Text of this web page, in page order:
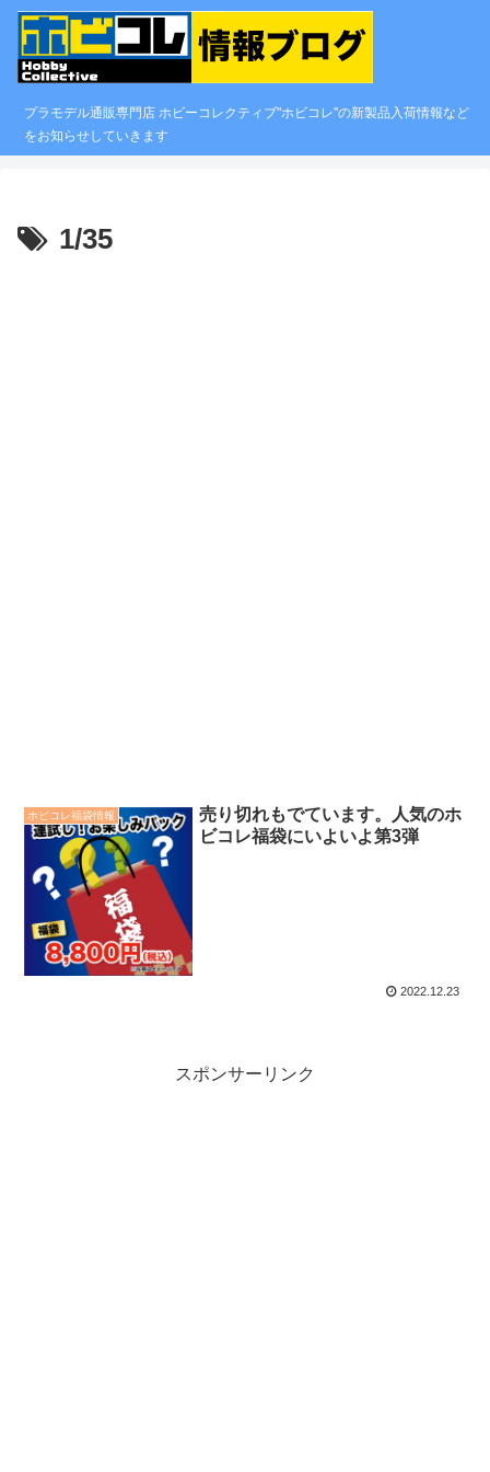
プラモデル通販専門店 ホビーコレクティブ"ホビコレ"の新製品入荷情報など
をお知らせしていきます
1/35
ホビコレ福袋情報
売り切れもでています。人気のホ
ビコレ福袋にいよいよ第3弾
2022.12.23
スポンサーリンク